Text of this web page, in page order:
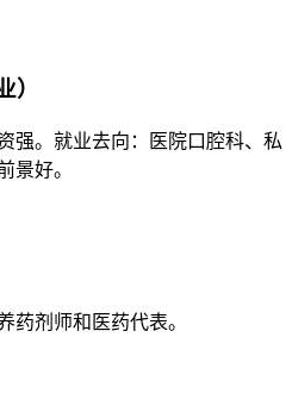
）
强。就业去向：医院口腔科、私
景好。
药剂师和医药代表。